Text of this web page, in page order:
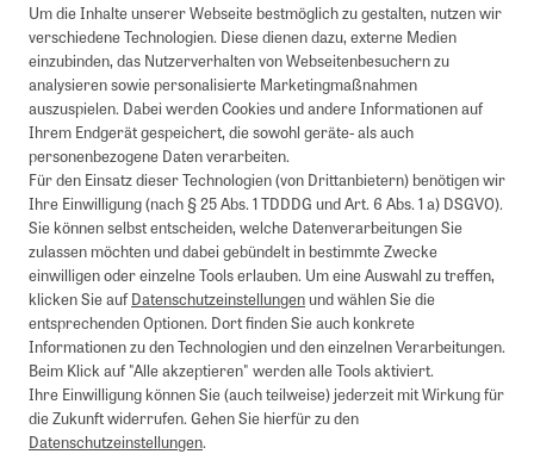
Um die Inhalte unserer Webseite bestmöglich zu gestalten, nutzen wir
verschiedene Technologien. Diese dienen dazu, externe Medien
einzubinden, das Nutzerverhalten von Webseitenbesuchern zu
analysieren sowie personalisierte Marketingmaßnahmen
auszuspielen. Dabei werden Cookies und andere Informationen auf
Ihrem Endgerät gespeichert, die sowohl geräte- als auch
personenbezogene Daten verarbeiten.
Für den Einsatz dieser Technologien (von Drittanbietern) benötigen wir
Ihre Einwilligung (nach § 25 Abs. 1 TDDDG und Art. 6 Abs. 1 a) DSGVO).
Sie können selbst entscheiden, welche Datenverarbeitungen Sie
zulassen möchten und dabei gebündelt in bestimmte Zwecke
einwilligen oder einzelne Tools erlauben. Um eine Auswahl zu treffen,
klicken Sie aufDatenschutzeinstellungenund wählen Sie die
entsprechenden Optionen. Dort finden Sie auch konkrete
Informationen zu den Technologien und den einzelnen Verarbeitungen.
Beim Klick auf "Alle akzeptieren" werden alle Tools aktiviert.
Ihre Einwilligung können Sie (auch teilweise) jederzeit mit Wirkung für
die Zukunft widerrufen. Gehen Sie hierfür zu den
Datenschutzeinstellungen.